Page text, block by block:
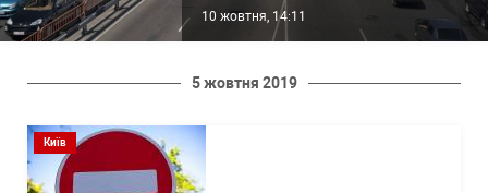
10 жовтня, 14:11
5 жовтня 2019
Київ